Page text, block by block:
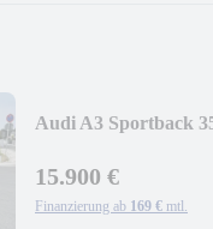
Audi A3 Sportback
15.900 €
Finanzierung ab 169 € mtl.